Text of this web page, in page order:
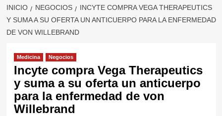
INICIO NEGOCIOS
INCYTE COMPRA VEGA THERAPEUTICS
Y SUMA A SU OFERTA UN ANTICUERPO PARA LA ENFERMEDAD
DE VON WILLEBRAND
Medicina Negocios
Incyte compra Vega Therapeutics
y suma a su oferta un anticuerpo
para la enfermedad de von
Willebrand